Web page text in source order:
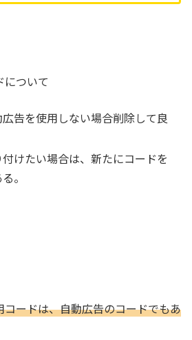
ついて
告を使用しない場合削除して良
けたい場合は、新たにコードを
。
コードは、自動広告のコードでもあ